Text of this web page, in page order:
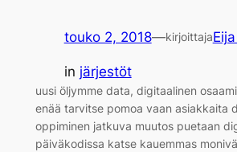
touko 2, 2018—kirjoittaja
in järjestöt
uusi öljymme data, digitaalinen
enää tarvitse pomoa vaan asiakkaita
oppiminen jatkuva muutos puetaan
päiväkodissa katse kauemmas